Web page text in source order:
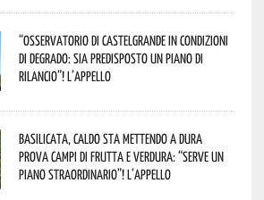
“Osservatorio di Castelgrande in condizioni
di degrado: sia predisposto un piano di
rilancio”! L’appello
Basilicata, caldo sta mettendo a dura
prova campi di frutta e verdura: “Serve un
piano straordinario”! L’appello